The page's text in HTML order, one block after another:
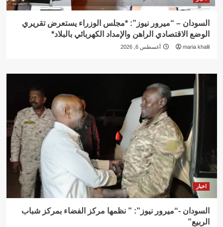
السودان – “ميرور نيوز”: *مجلس الوزراء يستعرض تقريري
الوضع الاقتصادي الراهن والإمداد الكهربائي بالبلاد*
maria khalil أغسطس 6, 2026
اخبار
السودان -“ميرور نيوز”: ” نظمها مركز الفضاء بمركز شباب
الربيع”